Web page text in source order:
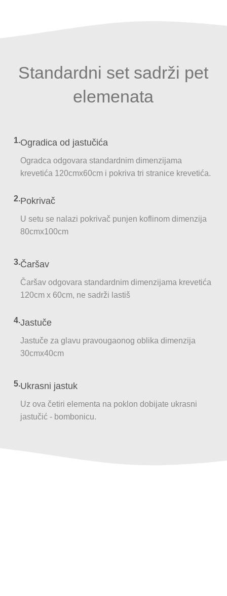
Standardni set sadrži pet
elemenata
1.Ogradica od jastučića
Ogradca odgovara standardnim dimenzijama
krevetića 120cmx60cm i pokriva tri stranice krevetića.
2.Pokrivač
U setu se nalazi pokrivač punjen koflinom dimenzija
80cmx100cm
3.Čaršav
Čaršav odgovara standardnim dimenzijama krevetića
120cm x 60cm, ne sadrži lastiš
4.Jastuče
Jastuče za glavu pravougaonog oblika dimenzija
30cmx40cm
5.Ukrasni jastuk
Uz ova četiri elementa na poklon dobijate ukrasni
jastučić - bombonicu.